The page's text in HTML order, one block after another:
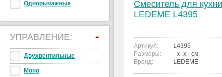
Однорычажные
УПРАВЛЕНИЕ:
Двухвентильные
Моно
Смеситель для кухни
LEDEME L4395
Артикул:
L4395
Размеры:
–x–x– см.
Бренд:
LEDEME